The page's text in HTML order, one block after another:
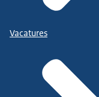
Vacatures